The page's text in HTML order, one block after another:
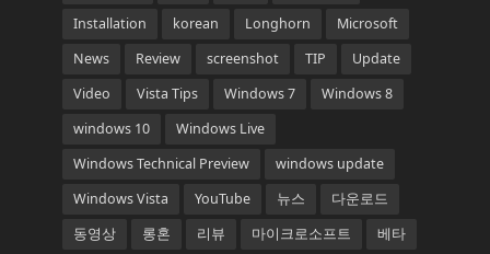
Installation
korean Longhorn
Microsoft
News
Review screenshot TIP
Update
Video
Vista Tips Windows 7
Windows 8
windows 10
Windows Live
Windows Technical Preview
windows update
Windows Vista
YouTube 뉴스
다운로드
동영상
롱혼 리뷰 마이크로소프트
베타